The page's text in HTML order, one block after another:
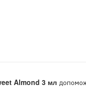
Almond 3 мл